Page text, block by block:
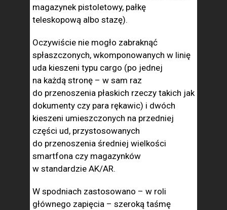
magazynek pistoletowy, pałkę
teleskopową albo stazę).
Oczywiście nie mogło zabraknąć
spłaszczonych, wkomponowanych w linię
uda kieszeni typu cargo (po jednej
na każdą stronę – w sam raz
do przenoszenia płaskich rzeczy takich jak
dokumenty czy para rękawic) i dwóch
kieszeni umieszczonych na przedniej
części ud, przystosowanych
do przenoszenia średniej wielkości
smartfona czy magazynków
w standardzie AK/AR.
W spodniach zastosowano – w roli
głównego zapięcia – szeroką taśmę